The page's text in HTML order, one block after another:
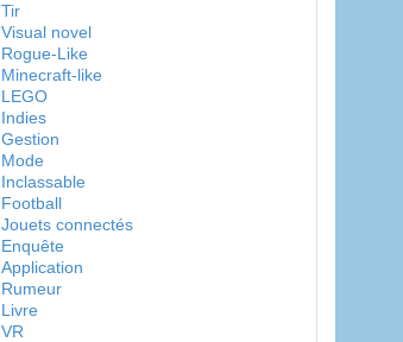
Tir
Visual novel
Rogue-Like
Minecraft-like
LEGO
Indies
Gestion
Mode
Inclassable
Football
Jouets connectés
Enquête
Application
Rumeur
Livre
VR